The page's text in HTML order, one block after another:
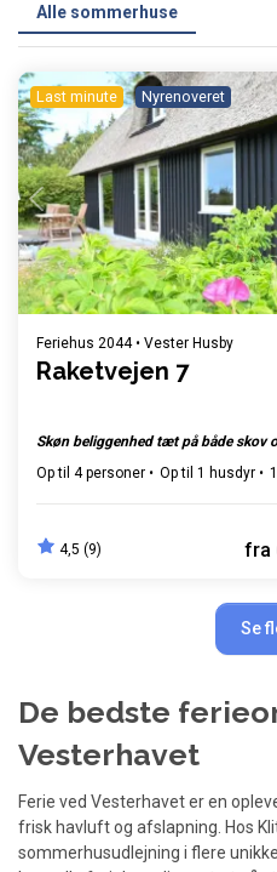
Alle sommerhuse
Last minute Nyrenoveret
Indlæser...
Feriehus 2044 • Vester Husby
Raketvejen 7
Skøn beliggenhed tæt på både skov
Op til 4 personer
Op til 1 husdyr
4,5 (9) fra
Se
De bedste
Vesterhavet
Ferie ved Vesterhavet er en
frisk havluft og afslapning. Hos
sommerhusudlejning i flere